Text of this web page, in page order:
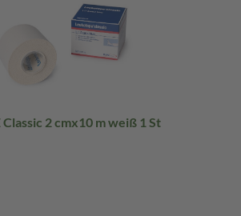
Classic 2 cmx10 m weiß 1 St